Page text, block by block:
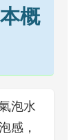
概
泡水
感，